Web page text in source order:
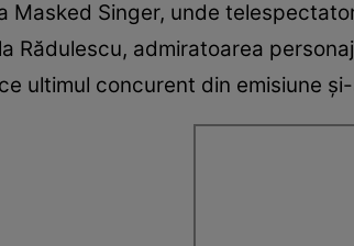
Masked Singer, unde
Rădulescu, admiratoarea
ultimul concurent din emisiune